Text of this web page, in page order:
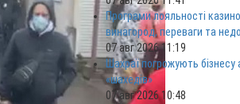
Програми лояльності
винагород, переваги та
07 авг 2026 11:19
Шахраї погрожують бізнесу
«шахедів»
07 авг 2026 10:48